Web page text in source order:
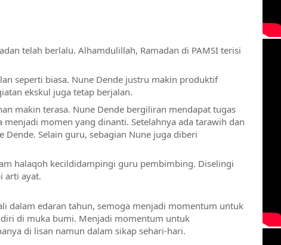
telah berlalu. Alhamdulillah, Ramadan di PAMSI terisi
seperti biasa. Nune Dende justru makin produktif
ekskul juga tetap berjalan.
makin terasa. Nune Dende bergiliran mendapat tugas
menjadi momen yang dinanti. Setelahnya ada tarawih dan
Selain guru, sebagian Nune juga diberi
halaqoh kecildidampingi guru pembimbing. Diselingi
arti ayat.
dalam edaran tahun, semoga menjadi momentum untuk
di muka bumi. Menjadi momentum untuk
di lisan namun dalam sikap sehari-hari.